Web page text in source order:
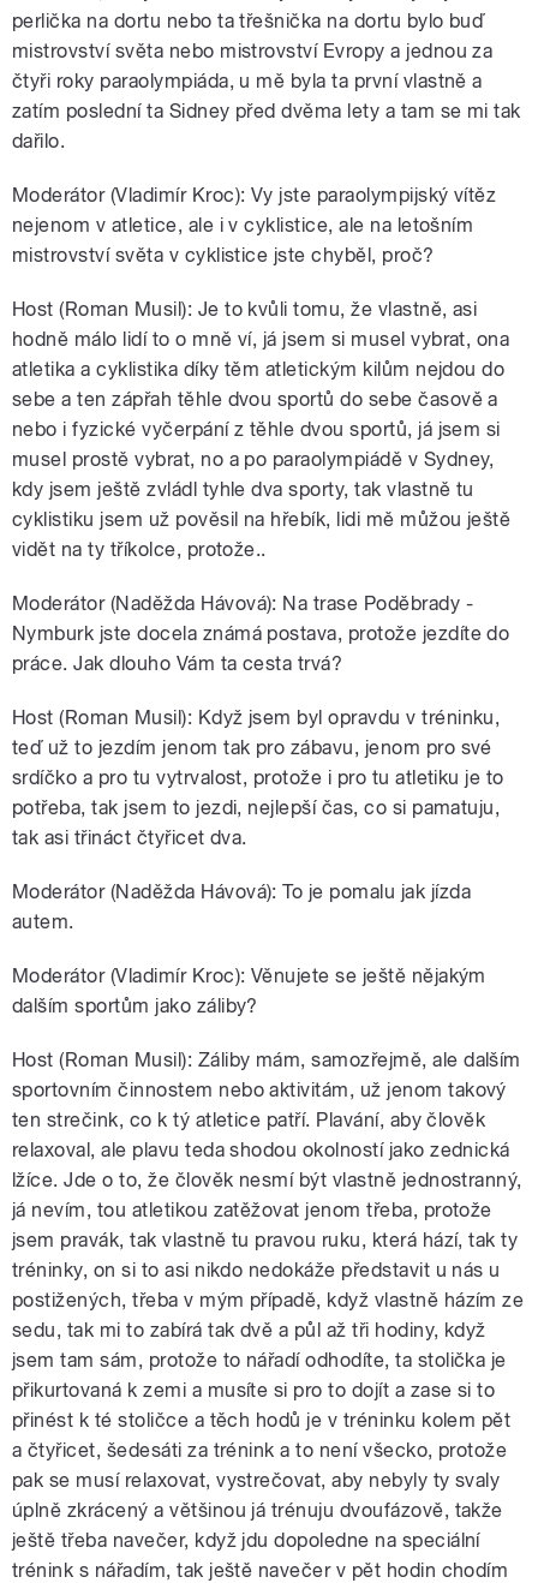
perlička na dortu nebo ta třešnička na dortu bylo buď
mistrovství světa nebo mistrovství Evropy a jednou za
čtyři roky paraolympiáda, u mě byla ta první vlastně a
zatím poslední ta Sidney před dvěma lety a tam se mi tak
dařilo.
Moderátor (Vladimír Kroc): Vy jste paraolympijský vítěz
nejenom v atletice, ale i v cyklistice, ale na letošním
mistrovství světa v cyklistice jste chyběl, proč?
Host (Roman Musil): Je to kvůli tomu, že vlastně, asi
hodně málo lidí to o mně ví, já jsem si musel vybrat, ona
atletika a cyklistika díky těm atletickým kilům nejdou do
sebe a ten zápřah těhle dvou sportů do sebe časově a
nebo i fyzické vyčerpání z těhle dvou sportů, já jsem si
musel prostě vybrat, no a po paraolympiádě v Sydney,
kdy jsem ještě zvládl tyhle dva sporty, tak vlastně tu
cyklistiku jsem už pověsil na hřebík, lidi mě můžou ještě
vidět na ty tříkolce, protože..
Moderátor (Naděžda Hávová): Na trase Poděbrady -
Nymburk jste docela známá postava, protože jezdíte do
práce. Jak dlouho Vám ta cesta trvá?
Host (Roman Musil): Když jsem byl opravdu v tréninku,
teď už to jezdím jenom tak pro zábavu, jenom pro své
srdíčko a pro tu vytrvalost, protože i pro tu atletiku je to
potřeba, tak jsem to jezdi, nejlepší čas, co si pamatuju,
tak asi třináct čtyřicet dva.
Moderátor (Naděžda Hávová): To je pomalu jak jízda
autem.
Moderátor (Vladimír Kroc): Věnujete se ještě nějakým
dalším sportům jako záliby?
Host (Roman Musil): Záliby mám, samozřejmě, ale dalším
sportovním činnostem nebo aktivitám, už jenom takový
ten strečink, co k tý atletice patří. Plavání, aby člověk
relaxoval, ale plavu teda shodou okolností jako zednická
lžíce. Jde o to, že člověk nesmí být vlastně jednostranný,
já nevím, tou atletikou zatěžovat jenom třeba, protože
jsem pravák, tak vlastně tu pravou ruku, která hází, tak ty
tréninky, on si to asi nikdo nedokáže představit u nás u
postižených, třeba v mým případě, když vlastně házím ze
sedu, tak mi to zabírá tak dvě a půl až tři hodiny, když
jsem tam sám, protože to nářadí odhodíte, ta stolička je
přikurtovaná k zemi a musíte si pro to dojít a zase si to
přinést k té stoličce a těch hodů je v tréninku kolem pět
a čtyřicet, šedesáti za trénink a to není všecko, protože
pak se musí relaxovat, vystrečovat, aby nebyly ty svaly
úplně zkrácený a většinou já trénuju dvoufázově, takže
ještě třeba navečer, když jdu dopoledne na speciální
trénink s nářadím, tak ještě navečer v pět hodin chodím